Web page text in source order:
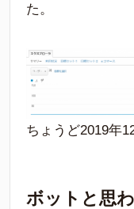
た。
ちょうど2019年
ボットと思